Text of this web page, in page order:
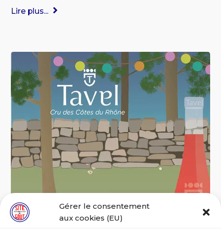
Gérer le consentement
aux cookies (EU)
Lire plus...